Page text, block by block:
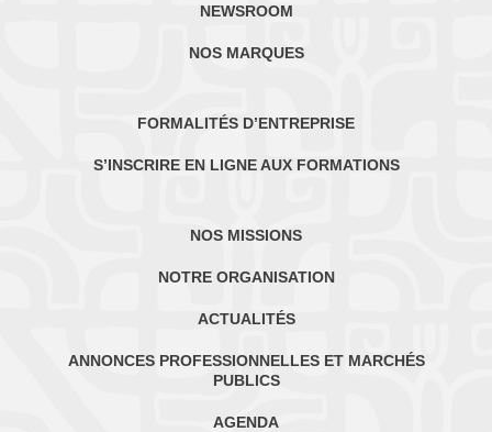
NEWSROOM
NOS MARQUES
FORMALITÉS D’ENTREPRISE
S’INSCRIRE EN LIGNE AUX FORMATIONS
NOS MISSIONS
NOTRE ORGANISATION
ACTUALITÉS
ANNONCES PROFESSIONNELLES ET MARCHÉS
PUBLICS
AGENDA